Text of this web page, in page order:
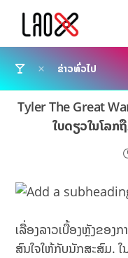
ຂ່າວທົ່ວໄປ
Tyler The Great
ໃບດຽວໃນໂລກ
ເລື່ອງລາວເບື້ອງຫຼັງຂອງ
ສົນໃຈໃຫ້ກັບນັກສະສົມ.